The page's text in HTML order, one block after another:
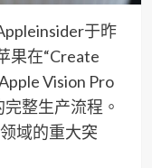
于昨
果在“Create
Vision Pro
整生产流程。
域的重大突